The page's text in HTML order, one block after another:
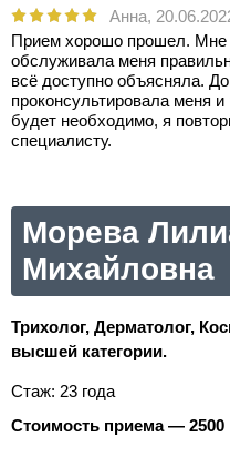
Анна,
Прием хорошо прошел. Мне
обслуживала меня
всё доступно объясняла.
проконсультировала меня
будет необходимо, я
специалисту.
Морева
Михайловна
Трихолог, Дерматолог,
высшей категории.
Стаж: 23 года
Стоимость приема — 2500